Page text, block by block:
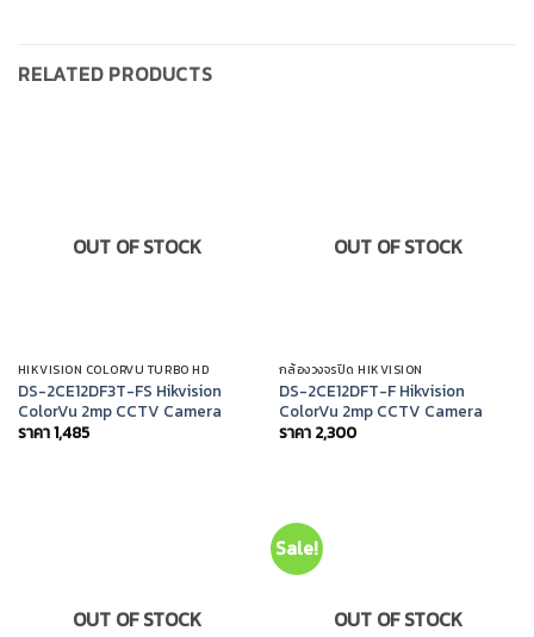
RELATED PRODUCTS
OUT OF STOCK
HIKVISION COLORVU TURBO HD
DS-2CE12DF3T-FS Hikvision
ColorVu 2mp CCTV Camera
ราคา1,485
OUT OF STOCK
กล้องวงจรปิด HIKVISION
DS-2CE12DFT-F Hikvision
ColorVu 2mp CCTV Camera
ราคา 2,300
OUT OF STOCK
Sale!
OUT OF STOCK